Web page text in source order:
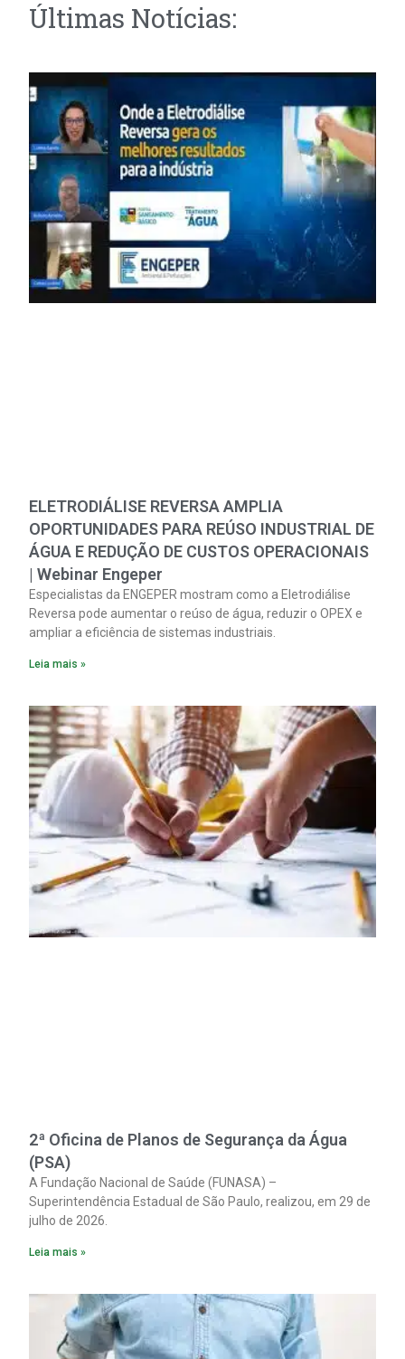
Últimas Notícias:
ELETRODIÁLISE REVERSA AMPLIA
OPORTUNIDADES PARA REÚSO INDUSTRIAL DE
ÁGUA E REDUÇÃO DE CUSTOS OPERACIONAIS
| Webinar Engeper
Especialistas da ENGEPER mostram como a Eletrodiálise
Reversa pode aumentar o reúso de água, reduzir o OPEX e
ampliar a eficiência de sistemas industriais.
Leia mais »
2ª Oficina de Planos de Segurança da Água
(PSA)
A Fundação Nacional de Saúde (FUNASA) –
Superintendência Estadual de São Paulo, realizou, em 29 de
julho de 2026.
Leia mais »